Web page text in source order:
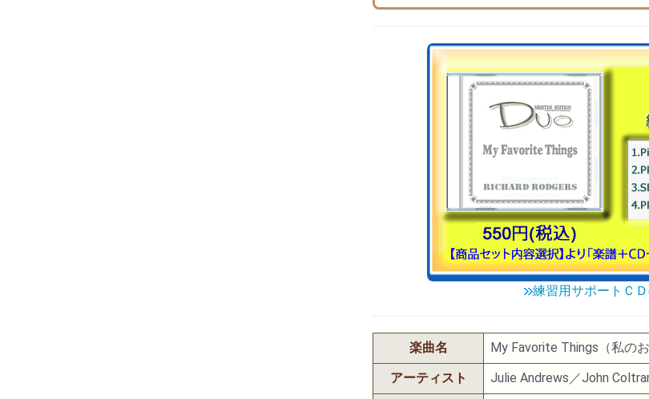
練習用サポートＣ
楽曲名
My Favorite Things（私のお
アーティスト
Julie Andrews／John